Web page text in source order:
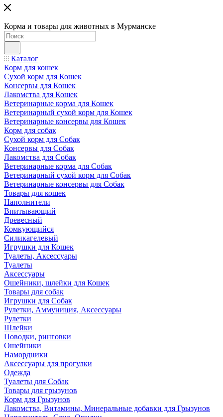
Корма и товары для животных в Мурманске
Каталог
Корм для кошек
Сухой корм для Кошек
Консервы для Кошек
Лакомства для Кошек
Ветеринарные корма для Кошек
Ветеринарный сухой корм для Кошек
Ветеринарные консервы для Кошек
Корм для собак
Сухой корм для Собак
Консервы для Собак
Лакомства для Собак
Ветеринарные корма для Собак
Ветеринарный сухой корм для Собак
Ветеринарные консервы для Собак
Товары для кошек
Наполнители
Впитывающий
Древесный
Комкующийся
Силикагелевый
Игрушки для Кошек
Туалеты, Аксессуары
Туалеты
Аксессуары
Ошейники, шлейки для Кошек
Товары для собак
Игрушки для Собак
Рулетки, Аммуниция, Аксессуары
Рулетки
Шлейки
Поводки, ринговки
Ошейники
Намордники
Аксессуары для прогулки
Одежда
Туалеты для Собак
Товары для грызунов
Корм для Грызунов
Лакомства, Витамины, Минеральные добавки для Грызунов